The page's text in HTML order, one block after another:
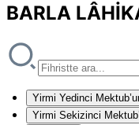
BARLA
Yirmi Yedinci
Yirmi Sekizinci